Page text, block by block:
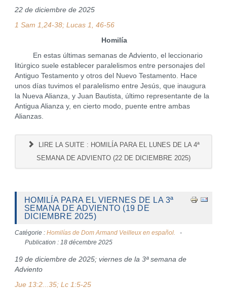
22 de diciembre de 2025
1 Sam 1,24-38; Lucas 1, 46-56
Homilía
En estas últimas semanas de Adviento, el leccionario
litúrgico suele establecer paralelismos entre personajes del
Antiguo Testamento y otros del Nuevo Testamento. Hace
unos días tuvimos el paralelismo entre Jesús, que inaugura
la Nueva Alianza, y Juan Bautista, último representante de la
Antigua Alianza y, en cierto modo, puente entre ambas
Alianzas.
LIRE LA SUITE : HOMILÍA PARA EL LUNES DE LA 4ª
SEMANA DE ADVIENTO (22 DE DICIEMBRE 2025)
HOMILÍA PARA EL VIERNES DE LA 3ª
SEMANA DE ADVIENTO (19 DE
DICIEMBRE 2025)
Catégorie : Homilías de Dom Armand Veilleux en español.
Publication : 18 décembre 2025
19 de diciembre de 2025; viernes de la 3ª semana de
Adviento
Jue 13:2...35; Lc 1:5-25